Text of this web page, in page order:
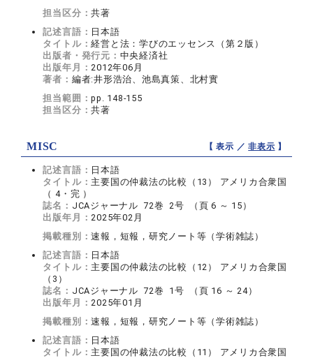
担当区分：共著
記述言語： 日本語
タイトル：経営と法：学びのエッセンス（第２版）
出版者・発行元： 中央経済社
出版年月：2012年06月
著者： 編者:井形浩治、池島真策、北村實
担当範囲：pp. 148-155
担当区分：共著
MISC 【 表示 ／非表示 】
記述言語： 日本語
タイトル： 主要国の仲裁法の比較（13） アメリカ合衆国
（ 4・完 ）
誌名： JCAジャーナル 72巻 2号 （頁 6 ～ 15）
出版年月：2025年02月
掲載種別：速報，短報，研究ノート等（学術雑誌）
記述言語： 日本語
タイトル： 主要国の仲裁法の比較（12） アメリカ合衆国
（3）
誌名： JCAジャーナル 72巻 1号 （頁 16 ～ 24）
出版年月：2025年01月
掲載種別：速報，短報，研究ノート等（学術雑誌）
記述言語： 日本語
タイトル： 主要国の仲裁法の比較（11） アメリカ合衆国